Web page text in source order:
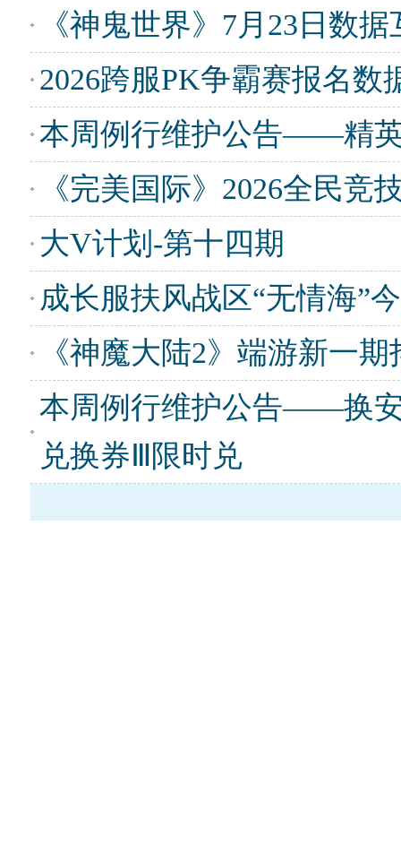
《神鬼世界》7月23日数
2026跨服PK争霸赛报名数
本周例行维护公告——精
《完美国际》2026全民竞
大V计划-第十四期
成长服扶风战区“无情海”
《神魔大陆2》端游新一
本周例行维护公告——换
兑换券Ⅲ限时兑